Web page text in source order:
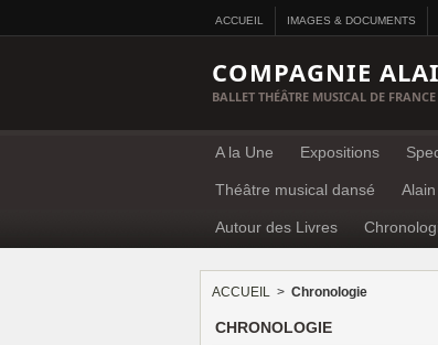
ACCUEIL IMAGES & DOCUMENTS
COMPAGNIE
BALLET THÉÂTRE MUSICAL DE FRANCE
A la Une Expositions
Théâtre musical dansé
Autour des Livres
ACCUEIL > Chronologie
CHRONOLOGIE